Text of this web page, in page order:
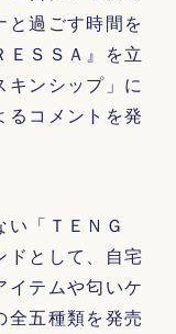
と過ごす時間を
ＥＳＳＡ』を立
キンシップ」に
るコメントを発
「ＴＥＮＧ
ドとして、自宅
イテムや匂いケ
全五種類を発売